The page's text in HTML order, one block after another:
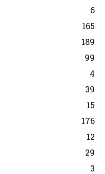
6
165
189
99
4
39
15
176
12
29
3